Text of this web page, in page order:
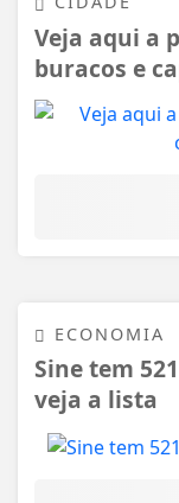
Veja aqui a
buracos e
ECONOMIA
Sine tem
veja a lista